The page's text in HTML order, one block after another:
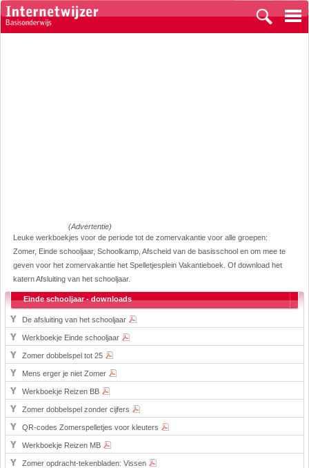
(Advertentie)
Leuke werkboekjes voor de periode tot de zomervakantie voor alle groepen:
Zomer, Einde schooljaar, Schoolkamp, Afscheid van de basisschool en om mee te
geven voor het zomervakantie het Spelletjesplein Vakantieboek. Of download het
katern Afsluiting van het schooljaar.
Einde schooljaar - downloads
De afsluiting van het schooljaar
Werkboekje Einde schooljaar
Zomer dobbelspel tot 25
Mens erger je niet Zomer
Werkboekje Reizen BB
Zomer dobbelspel zonder cijfers
QR-codes Zomerspelletjes voor kleuters
Werkboekje Reizen MB
Zomer opdracht-tekenbladen: Vissen